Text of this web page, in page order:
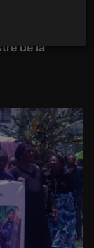
de la